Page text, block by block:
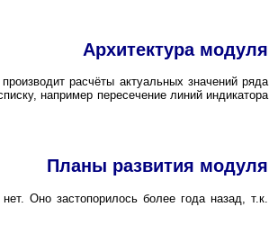
Архитектура модуля
расчёты актуальных значений ряда
например пересечение линий индикатора
Планы развития модуля
Оно застопорилось более года назад, т.к.